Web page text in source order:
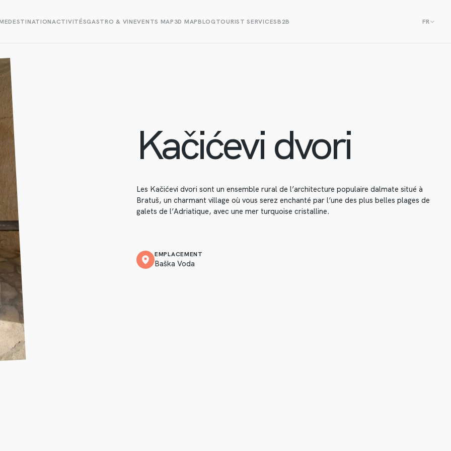
DESTINATIONACTIVITÉSGASTRO & VINEVENTS MAP3D MAPBLOGTOURIST SERVICESB2B FR
Kačićevi dvori
Les Kačićevi dvori sont un ensemble rural de l’architecture populaire dalmate situé à
Bratuš, un charmant village où vous serez enchanté par l’une des plus belles plages de
galets de l’Adriatique, avec une mer turquoise cristalline.
EMPLACEMENT
Baška Voda